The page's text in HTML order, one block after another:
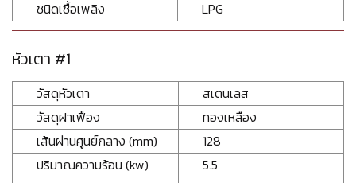
ชนิดเชื้อเพลิง
LPG
หัวเตา #1
วัสดุหัวเตา
สเตนเลส
วัสดุฝาเฟือง
ทองเหลือง
เส้นผ่านศูนย์กลาง (mm)
128
ปริมาณความร้อน (kw)
5.5